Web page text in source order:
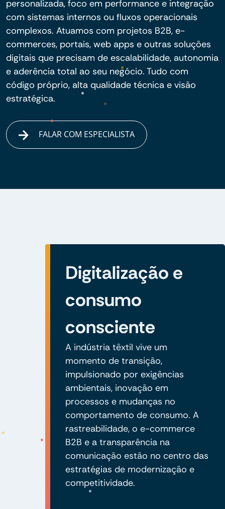
personalizada, foco em performance e integração
com sistemas internos ou fluxos operacionais
complexos. Atuamos com projetos B2B, e-
commerces, portais, web apps e outras soluções
digitais que precisam de escalabilidade, autonomia
e aderência total ao seu negócio. Tudo com
código próprio, alta qualidade técnica e visão
estratégica.
FALAR COM ESPECIALISTA
Digitalização e
consumo
consciente
A indústria têxtil vive um
momento de transição,
impulsionado por exigências
ambientais, inovação em
processos e mudanças no
comportamento de consumo. A
rastreabilidade, o e-commerce
B2B e a transparência na
comunicação estão no centro das
estratégias de modernização e
competitividade.